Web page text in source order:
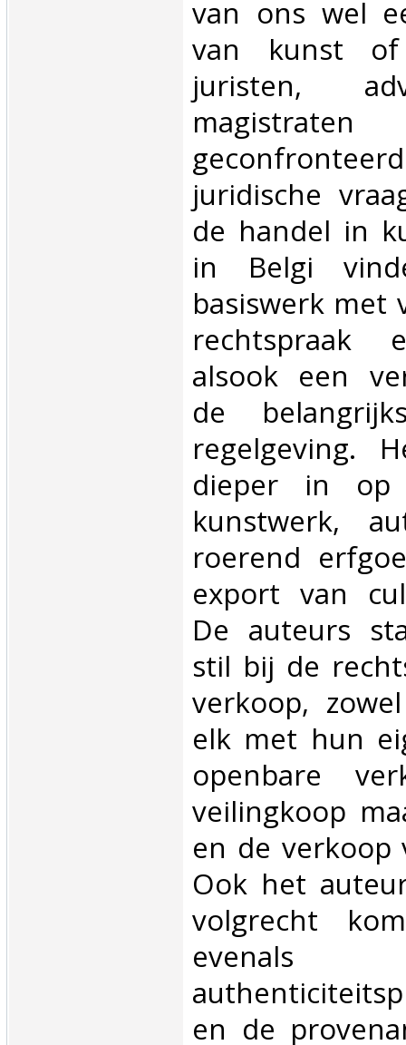
van ons wel
van kunst
juristen,
juridische
de handel in
in Belgi
basiswerk met
rechtspraak
alsook een
de
regelgeving.
dieper in op
kunstwerk,
roerend
export van
De auteurs
stil bij de
verkoop,
elk met hun
openbare
veilingkoop
en de verkoop
Ook het
volgrecht
en de